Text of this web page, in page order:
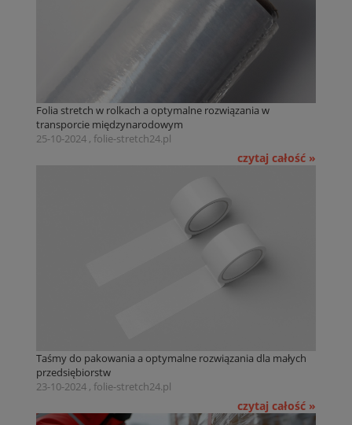
Folia stretch w rolkach a optymalne rozwiązania w
transporcie międzynarodowym
25-10-2024 , folie-stretch24.pl
czytaj całość »
Taśmy do pakowania a optymalne rozwiązania dla małych
przedsiębiorstw
23-10-2024 , folie-stretch24.pl
czytaj całość »